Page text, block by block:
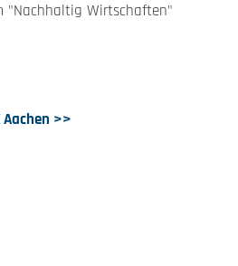
"Nachhaltig Wirtschaften"
>>